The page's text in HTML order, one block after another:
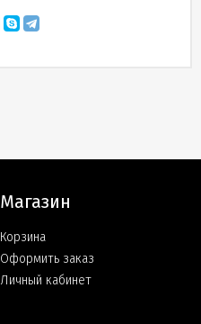
Магазин
Корзина
Оформить заказ
Личный кабинет